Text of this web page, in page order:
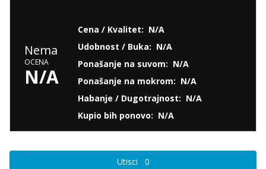
Nema
OCENA
N/A
Cena / Kvalitet: N/A
Udobnost / Buka: N/A
Ponašanje na suvom: N/A
Ponašanje na mokrom: N/A
Habanje / Dugotrajnost: N/A
Kupio bih ponovo: N/A
Utisci 0